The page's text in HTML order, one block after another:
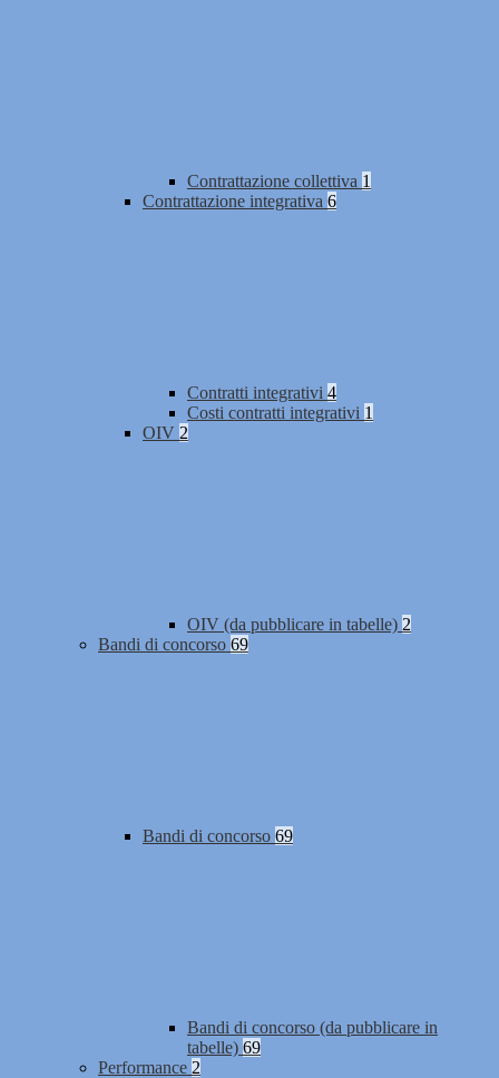
Contrattazione collettiva 1
Contrattazione integrativa 6
Contratti integrativi 4
Costi contratti integrativi 1
OIV 2
OIV (da pubblicare in tabelle) 2
Bandi di concorso 69
Bandi di concorso 69
Bandi di concorso (da pubblicare in
tabelle) 69
Performance 2